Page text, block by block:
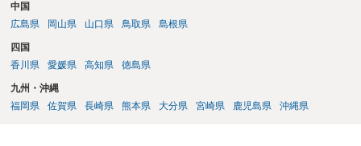
中国
広島県
岡山県 山口県 鳥取県 島根県
四国
香川県
愛媛県 高知県 徳島県
九州・沖縄
福岡県
佐賀県 長崎県 熊本県 大分県 宮崎県 鹿児島県 沖縄県